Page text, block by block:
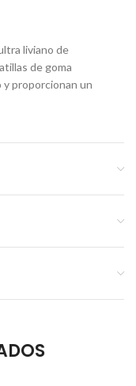
liviano de
de goma
proporcionan un